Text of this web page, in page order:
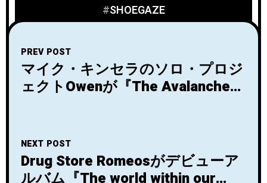
SHOEGAZE
PREV POST
マイク・キンセラのソロ・プロジ
ェクトOwenが『The Avalanche』
ズリリース！
NEXT POST
Drug Store Romeosがデビューア
ルバム『The world within our